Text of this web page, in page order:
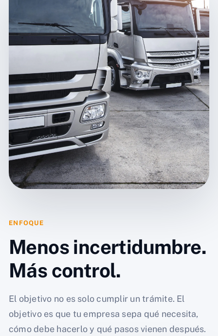
ENFOQUE
Menos incertidumbre.
Más control.
El objetivo no es solo cumplir un trámite. El
objetivo es que tu empresa sepa qué necesita,
cómo debe hacerlo y qué pasos vienen después.